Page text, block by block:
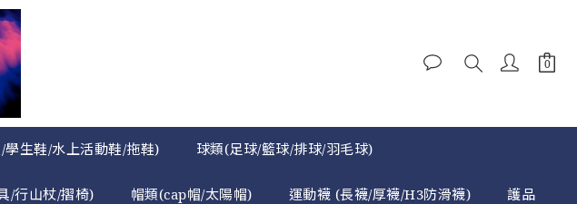
生鞋/水上活動鞋/拖鞋) 球類(足球/籃球/排球/羽毛球)
/行山杖/摺椅) 帽類(cap帽/太陽帽) 運動襪 (長襪/厚襪/H3防滑襪) 護品